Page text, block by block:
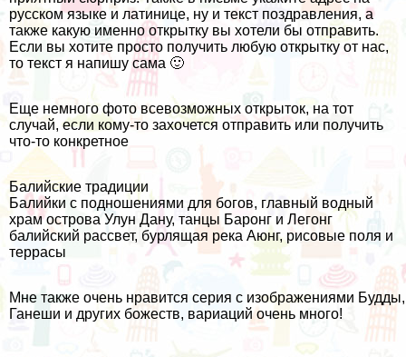
русском языке и латинице, ну и текст поздравления, а
также какую именно открытку вы хотели бы отправить.
Если вы хотите просто получить любую открытку от нас,
то текст я напишу сама 🙂
Еще немного фото всевозможных открыток, на тот
случай, если кому-то захочется отправить или получить
что-то конкретное
Балийские традиции
Балийки с подношениями для богов, главный водный
храм острова Улун Дану, танцы Баронг и Легонг
балийский рассвет, бурлящая река Аюнг, рисовые поля и
террасы
Мне также очень нравится серия с изображениями Будды,
Ганеши и других божеств, вариаций очень много!